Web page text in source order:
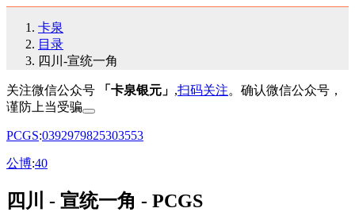
卡泉
目录
四川-宣统一角
关注微信公众号 「卡泉银元」 ,扫码关注。确认微信公众号，
谨防上当受骗
PCGS:0392979825303553
公博:40
四川 - 宣统一角 - PCGS